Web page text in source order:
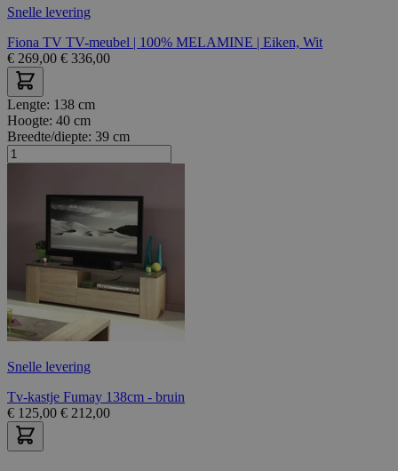
Snelle levering
Fiona TV TV-meubel | 100% MELAMINE | Eiken, Wit
€ 269,00 € 336,00
Lengte: 138 cm
Hoogte: 40 cm
Breedte/diepte: 39 cm
Snelle levering
Tv-kastje Fumay 138cm - bruin
€ 125,00 € 212,00